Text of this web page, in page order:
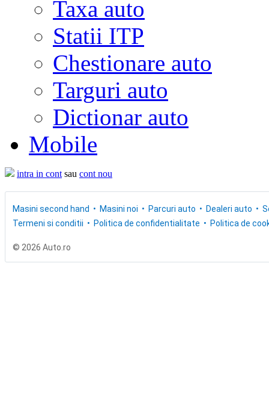
Taxa auto
Statii ITP
Chestionare auto
Targuri auto
Dictionar auto
Mobile
intra in cont sau cont nou
Masini second hand Masini noi Parcuri auto Dealeri auto
Termeni si conditii
Politica de confidentialitate Politica de
© 2026 Auto.ro